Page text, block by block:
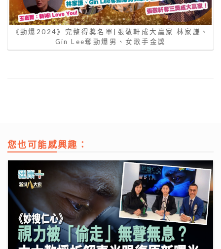
《勁爆2024》完整得獎名單|張敬軒成大贏家 林家謙、
Gin Lee奪勁爆男、女歌手金獎
您也可能感興趣：